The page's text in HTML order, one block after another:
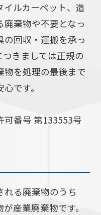
ルカーペット、造
棄物や不要となっ
の回収・運搬を承っ
きましては正規の
物を処理の最後まで
です。
番号 第133553号
る廃棄物のうち
産業廃棄物です。